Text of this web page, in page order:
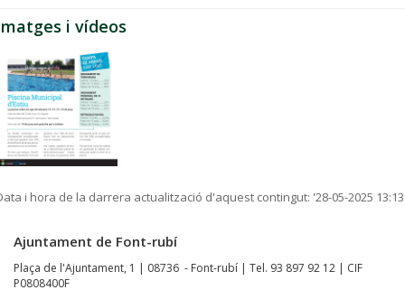
i vídeos
i hora de la darrera actualització d'aquest contingut: '28-05-2025 13:13
Ajuntament de Font-rubí
Plaça de l'Ajuntament, 1 | 08736 - Font-rubí | Tel. 93 897 92 12 | CIF
P0808400F